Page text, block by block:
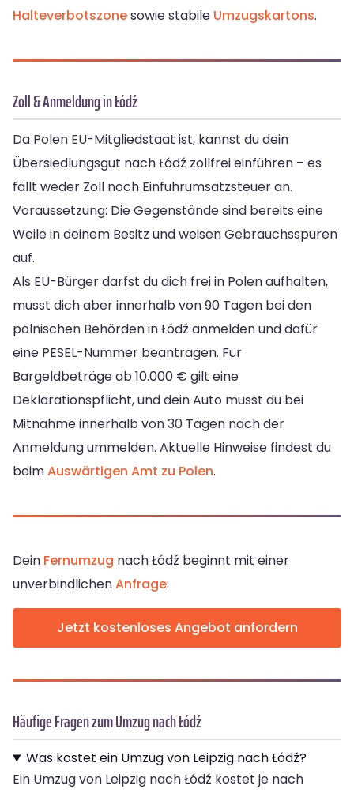
Halteverbotszonesowie stabile Umzugskartons.
Zoll & Anmeldung in Łódź
Da Polen EU-Mitgliedstaat ist, kannst du dein
Übersiedlungsgut nach Łódź zollfrei einführen – es
fällt weder Zoll noch Einfuhrumsatzsteuer an.
Voraussetzung: Die Gegenstände sind bereits eine
Weile in deinem Besitz und weisen Gebrauchsspuren
auf.
Als EU-Bürger darfst du dich frei in Polen aufhalten,
musst dich aber innerhalb von 90 Tagen bei den
polnischen Behörden in Łódź anmelden und dafür
eine PESEL-Nummer beantragen. Für
Bargeldbeträge ab 10.000 € gilt eine
Deklarationspflicht, und dein Auto musst du bei
Mitnahme innerhalb von 30 Tagen nach der
Anmeldung ummelden. Aktuelle Hinweise findest du
beimAuswärtigen Amt zu Polen.
Dein Fernumzug nach Łódź beginnt mit einer
unverbindlichenAnfrage:
Jetzt kostenloses Angebot anfordern
Häufige Fragen zum Umzug nach Łódź
Was kostet ein Umzug von Leipzig nach Łódź?
Ein Umzug von Leipzig nach Łódź kostet je nach